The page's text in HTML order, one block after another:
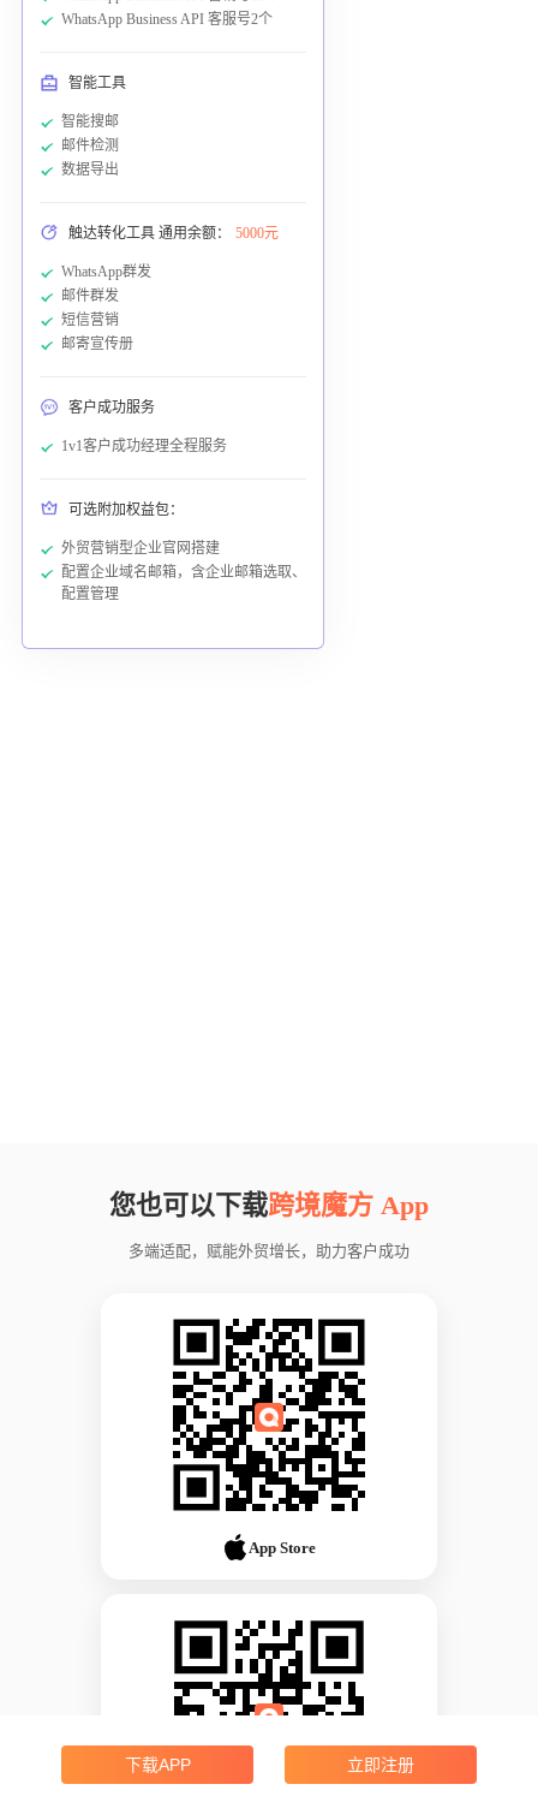
WhatsApp Business API 客服号2个
智能工具
智能搜邮
邮件检测
数据导出
触达转化工具 通用余额： 5000元
WhatsApp群发
邮件群发
短信营销
邮寄宣传册
客户成功服务
1v1客户成功经理全程服务
可选附加权益包：
外贸营销型企业官网搭建
配置企业域名邮箱，含企业邮箱选取、
配置管理
您也可以下载跨境魔方 App
多端适配，赋能外贸增长，助力客户成功
App Store
下载APP 立即注册